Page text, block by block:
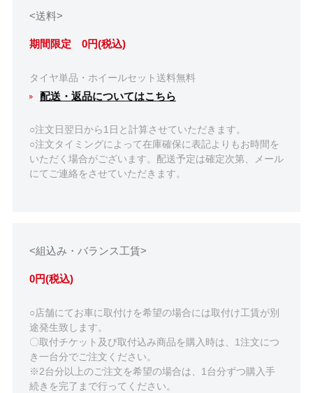
<送料>
期間限定 0円(税込)
タイヤ単品・ホイールセット送料無料
配送・返品についてはこちら
○注文日翌日から1日と計算させていただきます。
○注文タイミングによって在庫確保に表記よりもお時間を
いただく場合がございます。配送予定は確定次第、メール
にてご連絡をさせていただきます。
<組込み・バランス工賃>
0円(税込)
○店舗にてお車に取付けを希望の場合には取付け工賃が別
途発生致します。
〇取付チケット及び取付込み商品を購入時は、1注文につ
き一台分でご注文ください。
※2台分以上のご注文を希望の場合は、1台分ずつ購入手
続きを完了まで行ってください。